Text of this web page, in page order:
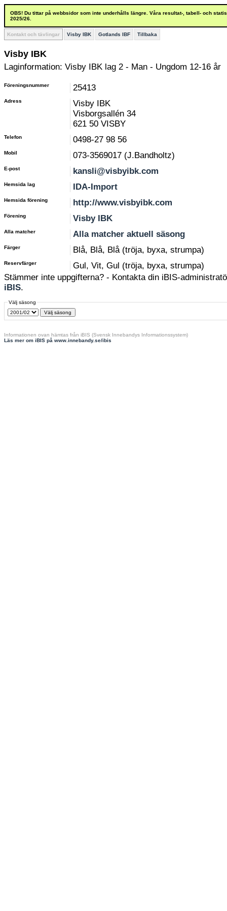
OBS! Du tittar på webbsidor som inte underhålls längre. Våra resultat-, tabell- och
2025/26.
Kontakt och tävlingar Visby IBK Gotlands IBF Tillbaka
Visby IBK
Laginformation: Visby IBK lag 2 - Man - Ungdom 12-16 år
Föreningsnummer 25413
Adress
Visby IBK
Visborgsallén 34
621 50 VISBY
Telefon 0498-27 98 56
Mobil 073-3569017 (J.Bandholtz)
E-post kansli@visbyibk.com
Hemsida lag IDA-Import
Hemsida förening http://www.visbyibk.com
Förening Visby IBK
Alla matcher Alla matcher aktuell säsong
Färger Blå, Blå, Blå (tröja, byxa, strumpa)
Reservfärger
Gul, Vit, Gul (tröja, byxa, strumpa)
Stämmer inte uppgifterna? - Kontakta din iBIS-
iBIS.
Välj säsong
Informationen ovan hämtas från iBIS (Svensk Innebandys Informationssystem)
Läs mer om iBIS på www.innebandy.se/ibis